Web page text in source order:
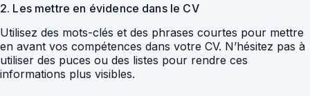
2. Les mettre en évidence dans le CV
Utilisez des mots-clés et des phrases courtes pour mettre
en avant vos compétences dans votre CV. N’hésitez pas à
utiliser des puces ou des listes pour rendre ces
informations plus visibles.